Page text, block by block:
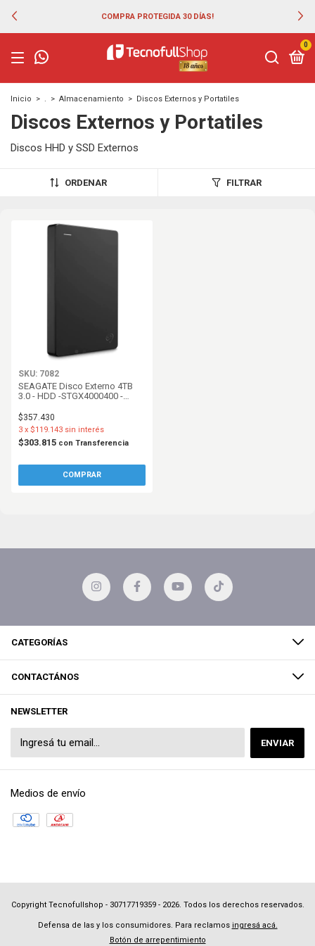
COMPRA PROTEGIDA 30 DÍAS!
0
Inicio > . > Almacenamiento > Discos Externos y Portatiles
Discos Externos y Portatiles
Discos HHD y SSD Externos
ORDENAR FILTRAR
SKU: 7082
SEAGATE Disco Externo 4TB
3.0 - HDD -STGX4000400 -
$357.430
$303.815 con Transferencia
3 x $119.143 sin interés
CATEGORÍAS
CONTACTÁNOS
NEWSLETTER
Medios de envío
Copyright Tecnofullshop - 30717719359 - 2026. Todos los derechos reservados.
Defensa de las y los consumidores. Para reclamos ingresá acá.
Botón de arrepentimiento